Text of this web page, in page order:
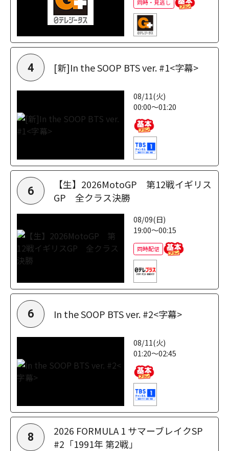
同時・見逃し
4 [新]In the SOOP BTS ver. #1<字幕>
08/11(火)
00:00～01:20
6
【生】2026MotoGP 第12戦イギリス
GP 全クラス決勝
08/09(日)
19:00～00:15
同時配信
6 In the SOOP BTS ver. #2<字幕>
08/11(火)
01:20～02:45
8
2026 FORMULA 1 サマーブレイクSP
#2「1991年 第2戦」